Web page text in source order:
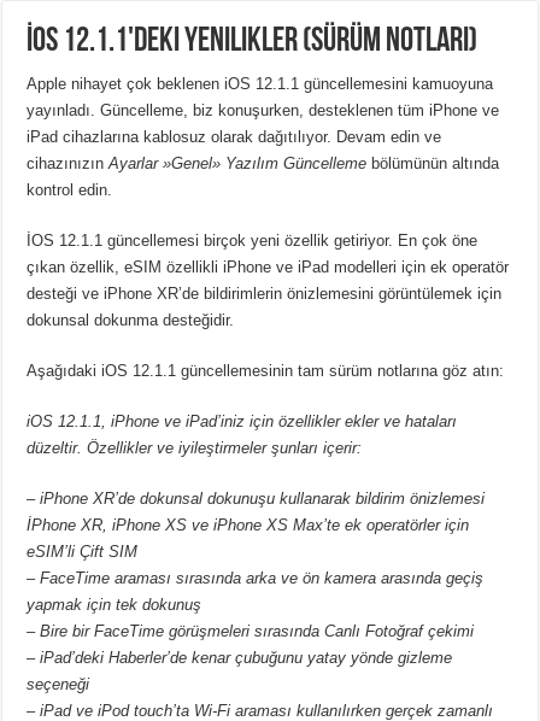
İOS 12.1.1'deki yenilikler (sürüm notları)
Apple nihayet çok beklenen iOS 12.1.1 güncellemesini kamuoyuna
yayınladı. Güncelleme, biz konuşurken, desteklenen tüm iPhone ve
iPad cihazlarına kablosuz olarak dağıtılıyor. Devam edin ve
cihazınızınAyarlar »Genel» Yazılım Güncelleme bölümünün altında
kontrol edin.
İOS 12.1.1 güncellemesi birçok yeni özellik getiriyor. En çok öne
çıkan özellik, eSIM özellikli iPhone ve iPad modelleri için ek operatör
desteği ve iPhone XR’de bildirimlerin önizlemesini görüntülemek için
dokunsal dokunma desteğidir.
Aşağıdaki iOS 12.1.1 güncellemesinin tam sürüm notlarına göz atın:
iOS 12.1.1, iPhone ve iPad’iniz için özellikler ekler ve hataları
düzeltir. Özellikler ve iyileştirmeler şunları içerir:
– iPhone XR’de dokunsal dokunuşu kullanarak bildirim önizlemesi
İPhone XR, iPhone XS ve iPhone XS Max’te ek operatörler için
eSIM’li Çift SIM
– FaceTime araması sırasında arka ve ön kamera arasında geçiş
yapmak için tek dokunuş
– Bire bir FaceTime görüşmeleri sırasında Canlı Fotoğraf çekimi
– iPad’deki Haberler’de kenar çubuğunu yatay yönde gizleme
seçeneği
– iPad ve iPod touch’ta Wi-Fi araması kullanılırken gerçek zamanlı